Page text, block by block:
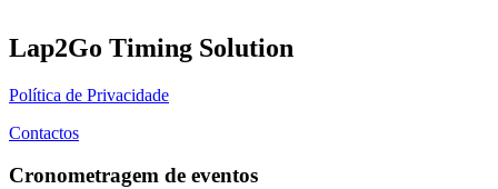
Lap2Go Timing Solution
Política de Privacidade
Contactos
Cronometragem de eventos